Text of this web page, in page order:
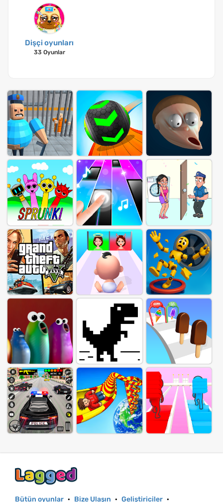
Dişçi oyunları
33 Oyunlar
Bütün oyunlar · Bize Ulaşın · Geliştiriciler ·